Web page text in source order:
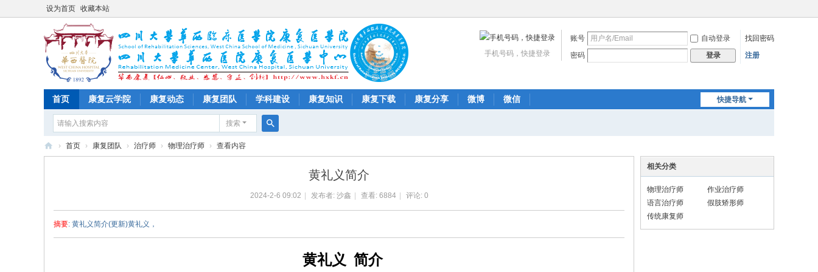
设为首页 收藏本站
账号 自动登录
找回密码
密码
登录 注册
手机号码，快捷登录
快捷导航
首页 康复云学院 康复动态 康复团队 学科建设 康复知识 康复下载 康复分享 微博 微信
搜索
索
› 首页 › 康复团队 › 治疗师 › 物理治疗师 › 查看内容
黄礼义简介
2024-2-6 09:02 发布者: 沙鑫 查看: 6884 评论: 0
摘要: 黄礼义简介(更新)黄礼义，
黄礼义 简介
相关分类
物理治疗师
作业治疗师
语言治疗师
假肢矫形师
传统康复师